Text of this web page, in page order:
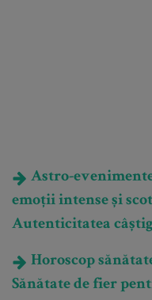
Astro-
emoții intense și
Autenticitatea
Horoscop
Sănătate de fier